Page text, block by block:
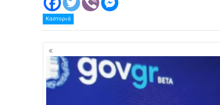
Καστοριά
Πλοήγηση
άρθρων